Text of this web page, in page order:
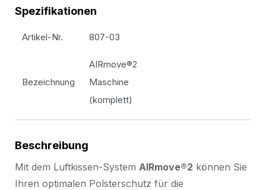
Spezifikationen
Artikel-Nr. 807-03
Bezeichnung
AIRmove®2
Maschine
(komplett)
Beschreibung
Mit dem Luftkissen-System AIRmove®2 können Sie
Ihren optimalen Polsterschutz für die